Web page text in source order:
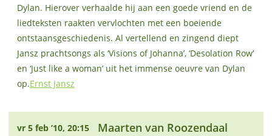
Dylan. Hierover verhaalde hij aan een goede vriend en de
liedteksten raakten vervlochten met een boeiende
ontstaansgeschiedenis. Al vertellend en zingend diept
Jansz prachtsongs als ‘Visions of Johanna’, ‘Desolation Row’
en ‘Just like a woman’ uit het immense oeuvre van Dylan
op.Ernst Jansz
vr 5 feb ’10, 20:15 Maarten van Roozendaal